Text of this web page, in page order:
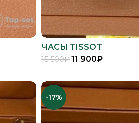
ЧАСЫ TISSOT
15 500₽ 11 900₽
-17%